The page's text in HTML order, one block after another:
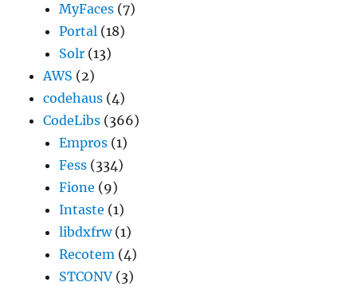
MyFaces (7)
Portal (18)
Solr (13)
AWS (2)
codehaus (4)
CodeLibs (366)
Empros (1)
Fess (334)
Fione (9)
Intaste (1)
libdxfrw(1)
Recotem (4)
STCONV (3)